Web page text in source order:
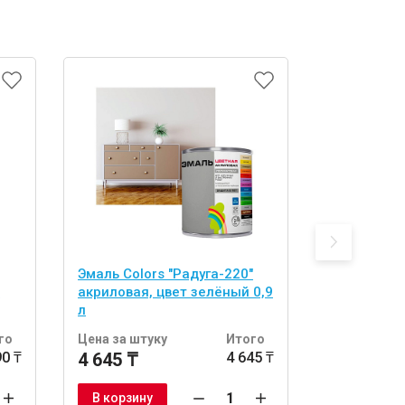
₸
Эмаль Colors "Радуга-220"
акриловая, цвет зелёный 0,9
л
Цена за штуку
4 645 ₸
Итого
4 645 ₸
В корзину